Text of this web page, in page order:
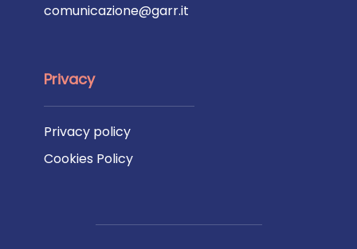
comunicazione@garr.it
Privacy
Privacy policy
Cookies Policy